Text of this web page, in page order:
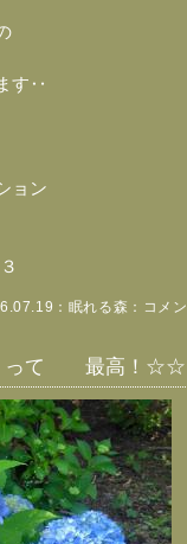
す‥
ョン
： 眠れる森 ： コメ
て 最高！☆☆